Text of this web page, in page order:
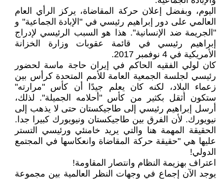
اليوم، وبفضل إعلان حركة المقاضاة، يركز الرأي العام
العالمي على دور إبراهيم رئيسي في "الإبادة الجماعية" و
"الجريمة ضد الإنسانية". هذا هو السبب الرئيسي لإدراج
إبراهيم رئيسي في قائمة عقوبات وزارة الخزانة
الأمريكية في 4 نوفمبر 2017.
كان لولي الفقيه الحاكم في إيران حاجة ماسة لحضور
رئيسي لجلسة الجمعية العامة للأمم المتحدة كرأس بين
زعماء البلاد، لكنه كان يعلم جيدًا أن كأس "مرارته"
ستكون أثقل بكثير من كأس "أحلامه الجميلة". لذلك،
أرسل إبراهيم رئيسي إلى طاجيكستان حتى لا يذهب إلى
نيويورك. لأن الفرق بين طاجيكستان ونيويورك كبيرا جدا.
الحقيقة المهمة هنا والتي يريد خامنئي ورئيسي التستر
عليها هي "حقيقة حركة المقاضاة وانعكاسها في المجتمع
الدولي!
اعتراف بهزيمة النظام وانتصار المقاومة!
يوجد الآن إجماع في وجهات النظر العالمية بين مجموعة